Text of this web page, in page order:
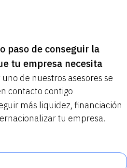
paso de conseguir la
tu empresa necesita
de nuestros asesores se
contacto contigo
más liquidez, financiación
tu empresa.